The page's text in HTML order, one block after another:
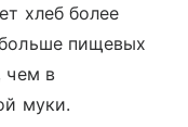
хлеб более
пищевых
чем в
муки.